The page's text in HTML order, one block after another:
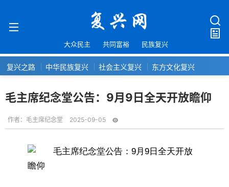
大众民主 共同富裕 民族复兴
复兴之路 中华民族复兴 社会主义复兴 东方文化复兴
毛主席纪念堂公告：9月9日全天开放瞻仰
作者： 毛主席纪念堂 2025-09-05